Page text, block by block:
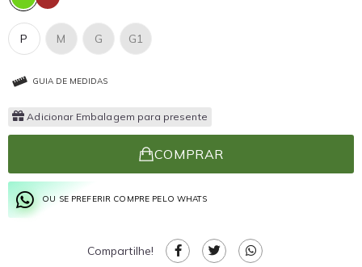
P G1
G
M
GUIA DE MEDIDAS
Adicionar Embalagem para presente
COMPRAR
OU SE PREFERIR COMPRE PELO WHATS
Compartilhe!